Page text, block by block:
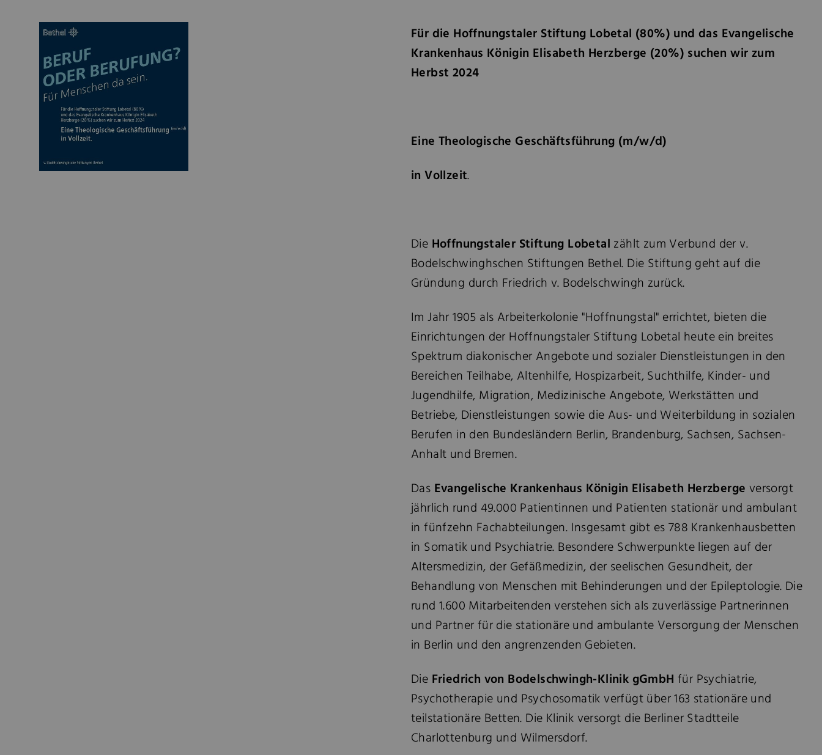
Für die Hoffnungstaler Stiftung Lobetal (80%) und das Evangelische
Krankenhaus Königin Elisabeth Herzberge (20%) suchen wir zum
Herbst 2024
Eine Theologische Geschäftsführung (m/w/d)
in Vollzeit.
Die Hoffnungstaler Stiftung Lobetal zählt zum Verbund der v.
Bodelschwinghschen Stiftungen Bethel. Die Stiftung geht auf die
Gründung durch Friedrich v. Bodelschwingh zurück.
Im Jahr 1905 als Arbeiterkolonie "Hoffnungstal" errichtet, bieten die
Einrichtungen der Hoffnungstaler Stiftung Lobetal heute ein breites
Spektrum diakonischer Angebote und sozialer Dienstleistungen in den
Bereichen Teilhabe, Altenhilfe, Hospizarbeit, Suchthilfe, Kinder- und
Jugendhilfe, Migration, Medizinische Angebote, Werkstätten und
Betriebe, Dienstleistungen sowie die Aus- und Weiterbildung in sozialen
Berufen in den Bundesländern Berlin, Brandenburg, Sachsen, Sachsen-
Anhalt und Bremen.
Das Evangelische Krankenhaus Königin Elisabeth Herzberge versorgt
jährlich rund 49.000 Patientinnen und Patienten stationär und ambulant
in fünfzehn Fachabteilungen. Insgesamt gibt es 788 Krankenhausbetten
in Somatik und Psychiatrie. Besondere Schwerpunkte liegen auf der
Altersmedizin, der Gefäßmedizin, der seelischen Gesundheit, der
Behandlung von Menschen mit Behinderungen und der Epileptologie. Die
rund 1.600 Mitarbeitenden verstehen sich als zuverlässige Partnerinnen
und Partner für die stationäre und ambulante Versorgung der Menschen
in Berlin und den angrenzenden Gebieten.
Die Friedrich von Bodelschwingh-Klinik gGmbHfür Psychiatrie,
Psychotherapie und Psychosomatikverfügt über 163 stationäre und
teilstationäre Betten. Die Klinik versorgt die Berliner Stadtteile
Charlottenburg und Wilmersdorf.